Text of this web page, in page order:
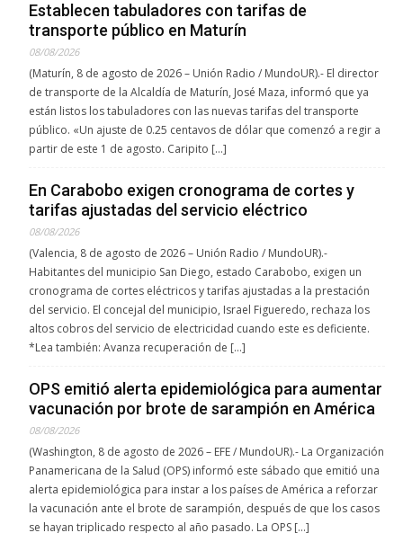
Establecen tabuladores con tarifas de
transporte público en Maturín
08/08/2026
(Maturín, 8 de agosto de 2026 – Unión Radio / MundoUR).- El director
de transporte de la Alcaldía de Maturín, José Maza, informó que ya
están listos los tabuladores con las nuevas tarifas del transporte
público. «Un ajuste de 0.25 centavos de dólar que comenzó a regir a
partir de este 1 de agosto. Caripito […]
En Carabobo exigen cronograma de cortes y
tarifas ajustadas del servicio eléctrico
08/08/2026
(Valencia, 8 de agosto de 2026 – Unión Radio / MundoUR).-
Habitantes del municipio San Diego, estado Carabobo, exigen un
cronograma de cortes eléctricos y tarifas ajustadas a la prestación
del servicio. El concejal del municipio, Israel Figueredo, rechaza los
altos cobros del servicio de electricidad cuando este es deficiente.
*Lea también: Avanza recuperación de […]
OPS emitió alerta epidemiológica para aumentar
vacunación por brote de sarampión en América
08/08/2026
(Washington, 8 de agosto de 2026 – EFE / MundoUR).- La Organización
Panamericana de la Salud (OPS) informó este sábado que emitió una
alerta epidemiológica para instar a los países de América a reforzar
la vacunación ante el brote de sarampión, después de que los casos
se hayan triplicado respecto al año pasado. La OPS […]